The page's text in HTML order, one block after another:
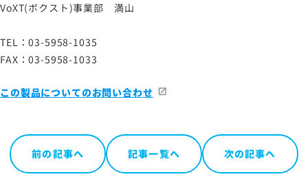
VoXT(ボクスト)事業部 満山
TEL：03-5958-1035
FAX：03-5958-1033
この製品についてのお問い合わせ
前の記事へ 記事一覧へ 次の記事へ